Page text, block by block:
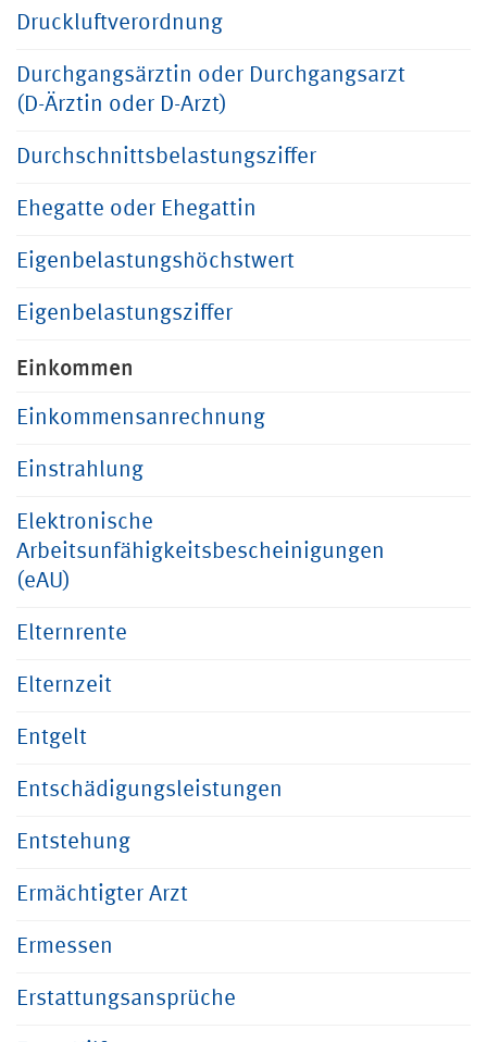
Druckluftverordnung
Durchgangsärztin oder Durchgangsarzt
(D-Ärztin oder D-Arzt)
Durchschnittsbelastungsziffer
Ehegatte oder Ehegattin
Eigenbelastungshöchstwert
Eigenbelastungsziffer
Einkommen
Einkommensanrechnung
Einstrahlung
Elektronische
Arbeitsunfähigkeitsbescheinigungen
(eAU)
Elternrente
Elternzeit
Entgelt
Entschädigungsleistungen
Entstehung
Ermächtigter Arzt
Ermessen
Erstattungsansprüche